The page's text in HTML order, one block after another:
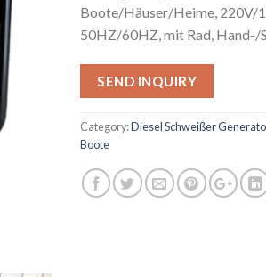
Boote/Häuser/Heime, 220V/
50HZ/60HZ, mit Rad, Hand-/
SEND INQUIRY
Category:Diesel Schweißer
Boote